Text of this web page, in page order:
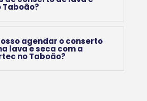
Taboão?
agendar o conserto
lava e seca com a
no Taboão?